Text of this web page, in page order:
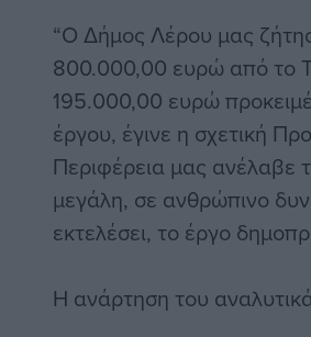
“Ο Δήμος Λέρου μας
800.000,00 ευρώ από το
195.000,00 ευρώ
έργου, έγινε η σχετική
Περιφέρεια μας ανέλαβε
μεγάλη, σε ανθρώπινο
εκτελέσει, το έργο
Η ανάρτηση του